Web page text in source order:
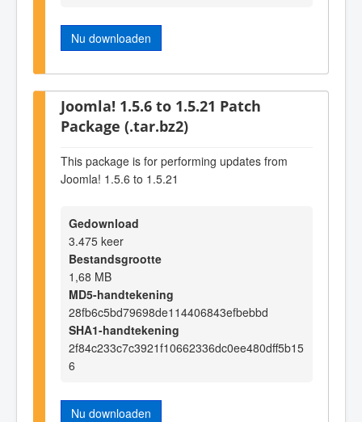
Nu downloaden
Joomla! 1.5.6 to 1.5.21 Patch
Package (.tar.bz2)
This package is for performing updates from
Joomla! 1.5.6 to 1.5.21
Gedownload
3.475 keer
Bestandsgrootte
1,68 MB
MD5-handtekening
28fb6c5bd79698de114406843efbebbd
SHA1-handtekening
2f84c233c7c3921f10662336dc0ee480dff5b15
6
Nu downloaden